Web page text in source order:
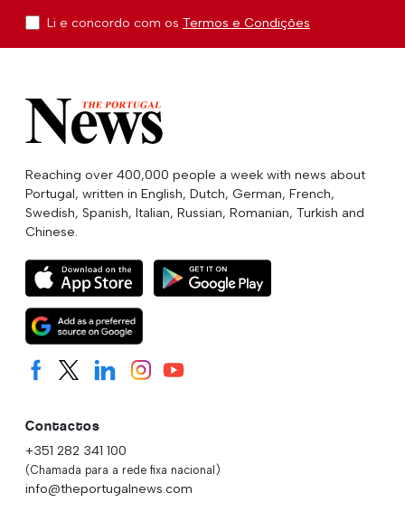
Li e concordo com os Termos e Condições
Reaching over 400,000 people a week with news about
Portugal, written in English, Dutch, German, French,
Swedish, Spanish, Italian, Russian, Romanian, Turkish and
Chinese.
Contactos
+351 282 341 100
(Chamada para a rede fixa nacional)
info@theportugalnews.com